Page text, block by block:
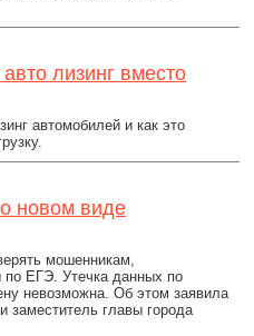
лизинг вместо
автомобилей и как это
новом виде
мошенникам,
по ЕГЭ. Утечка данных по
невозможна. Об этом заявила
заместитель главы города